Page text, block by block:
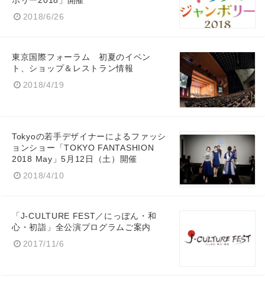
2018/6/26
東京国際フォーラム 初夏のイベン
ト、ショップ＆レストラン情報
2018/4/19
Tokyoの若手デザイナーによるファッシ
ョンショー「TOKYO FANTASHION
2018 May」5月12日（土）開催
2018/4/10
「J-CULTURE FEST／にっぽん・和
心・初詣」全公演プログラムご案内
2017/11/6